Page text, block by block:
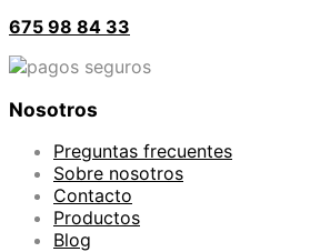
675 98 84 33
Nosotros
Preguntas frecuentes
Sobre nosotros
Contacto
Productos
Blog